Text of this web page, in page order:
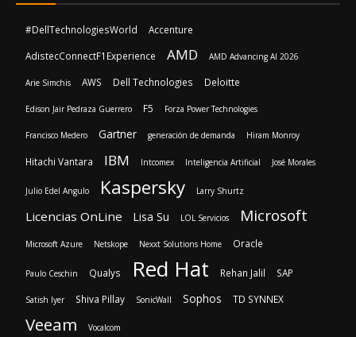
#DellTechnologiesWorld Accenture
AdistecConnectF1Experience AMD AMD Advancing AI 2026
Arie Simchis AWS Dell Technologies Deloitte
Edison Jair Pedraza Guerrero F5 Forza Power Technologies
Francisco Medero Gartner generación de demanda Hiram Monroy
Hitachi Vantara IBM Intcomex Inteligencia Artificial José Morales
Julio Edel Angulo Kaspersky Larry Shurtz
Licencias OnLine Lisa Su LOL Servicios Microsoft
Microsoft Azure Netskope Nexxt Solutions Home Oracle
Paulo Ceschin Qualys Red Hat Rehan Jalil SAP
Satish Iyer Shiva Pillay SonicWall Sophos TD SYNNEX
Veeam Vocalcom